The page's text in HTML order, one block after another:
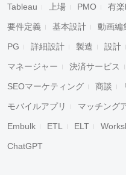
Tableau 上場 PMO 有
要件定義 基本設計 動画編
PG 詳細設計 製造 設計
マネージャー 決済サービス
SEOマーケティング 商談
モバイルアプリ マッチング
Embulk ETL ELT
ChatGPT